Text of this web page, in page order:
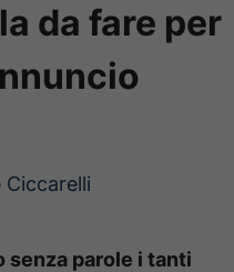
da fare per
Ciccarelli
senza parole i tanti